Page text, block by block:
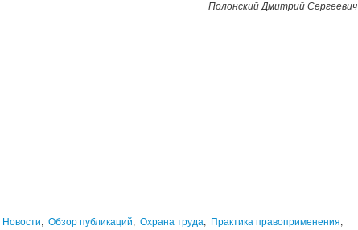
Полонский Дмитрий Сергеевич
Новости, Обзор публикаций, Охрана труда, Практика правоприменения,